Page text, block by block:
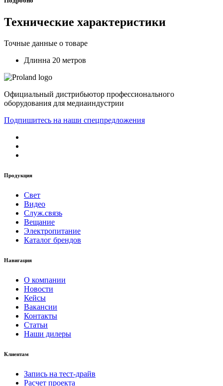
Технические характеристики
Точные данные о товаре
Длинна 20 метров
Официальный дистрибьютор профессионального
оборудования для медиаиндустрии
Подпишитесь на наши спецпредложения
Продукция
Свет
Видео
Служ.связь
Вещание
Электропитание
Каталог брендов
Навигация
О компании
Новости
Кейсы
Вакансии
Контакты
Статьи
Наши дилеры
Клиентам
Запись на тест-драйв
Расчет проекта